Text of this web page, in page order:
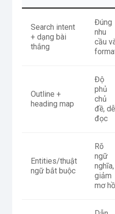
Search intent
+ dạng bài
thắng
Đúng
nhu
cầu
Outline +
heading map
Độ
phủ
chủ
đề, dễ
đọc
Entities/thuật
ngữ bắt buộc
Rõ
ngữ
nghĩa,
giảm
mơ hồ